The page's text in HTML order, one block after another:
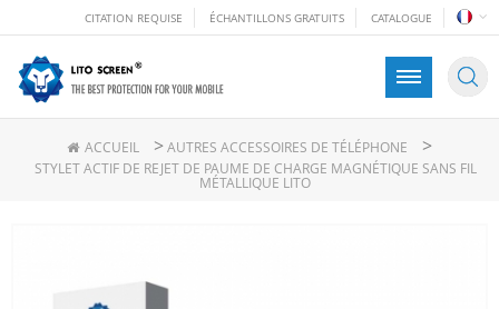
CITATION REQUISE ÉCHANTILLONS GRATUITS CATALOGUE
ACCUEIL >AUTRES ACCESSOIRES DE TÉLÉPHONE >
STYLET ACTIF DE REJET DE PAUME DE CHARGE MAGNÉTIQUE SANS FIL
MÉTALLIQUE LITO